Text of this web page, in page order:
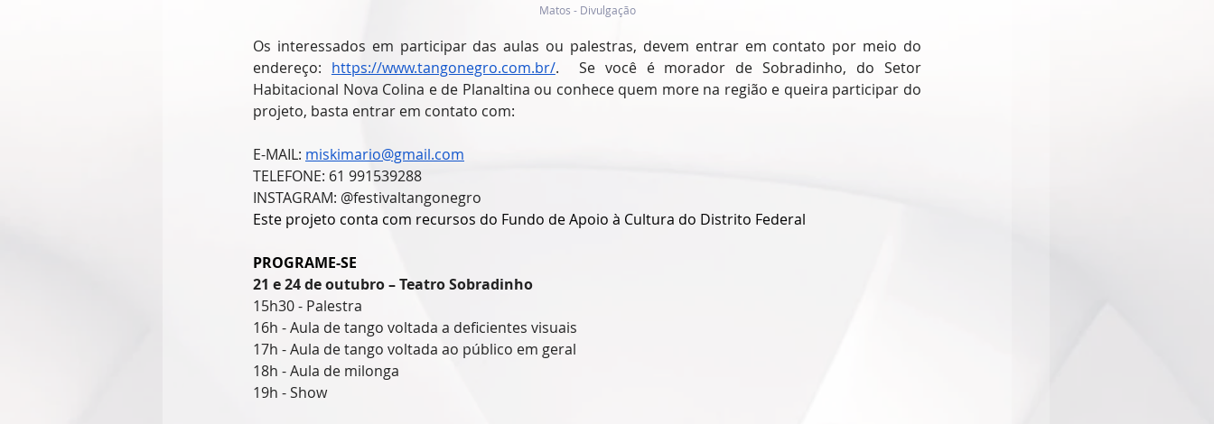
Matos - Divulgação
Os interessados em participar das aulas ou palestras, devem entrar em contato por meio do
endereço: https://www.tangonegro.com.br/.  Se você é morador de Sobradinho, do Setor
Habitacional Nova Colina e de Planaltina ou conhece quem more na região e queira participar do
projeto, basta entrar em contato com:
E-MAIL: miskimario@gmail.com
TELEFONE: 61 991539288
INSTAGRAM: @festivaltangonegro
Este projeto conta com recursos do Fundo de Apoio à Cultura do Distrito Federal
PROGRAME-SE
21 e 24 de outubro – Teatro Sobradinho
15h30 - Palestra
16h - Aula de tango voltada a deficientes visuais
17h - Aula de tango voltada ao público em geral
18h - Aula de milonga
19h - Show